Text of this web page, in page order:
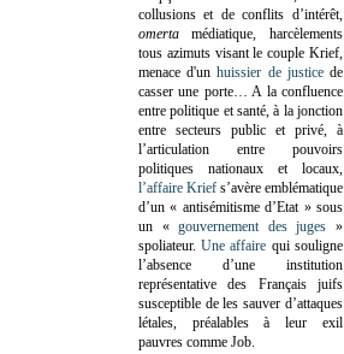
collusions et de conflits d’intérêt,
omertamédiatique, harcèlements
tous azimuts visant le couple Krief,
menace d'unhuissier de justicede
casser une porte… A la confluence
entre politique et santé, à la jonction
entre secteurs public et privé, à
l’articulation entre pouvoirs
politiques nationaux et locaux,
l’affaire Krief s’avère emblématique
d’un « antisémitisme d’Etat » sous
un «gouvernement des juges »
spoliateur.Une affaire qui souligne
l’absence d’une institution
représentative des Français juifs
susceptible de les sauver d’attaques
létales, préalables à leur exil
pauvres comme Job.